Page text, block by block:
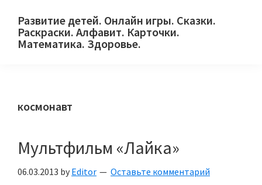
primary
main
primary
Развитие детей. Онлайн игры. Сказки.
Раскраски. Алфавит. Карточки.
Математика. Здоровье.
и
родителей.
космонавт
Мультфильм «Лайка»
06.03.2013 by Editor Оставьте комментарий